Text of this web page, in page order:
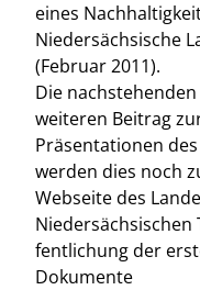
eines
Niedersächsische
(Februar 2011).
Die
weiteren Beitrag
Präsentationen
werden dies noch
Webseite des
fentlichung der
Dokumente